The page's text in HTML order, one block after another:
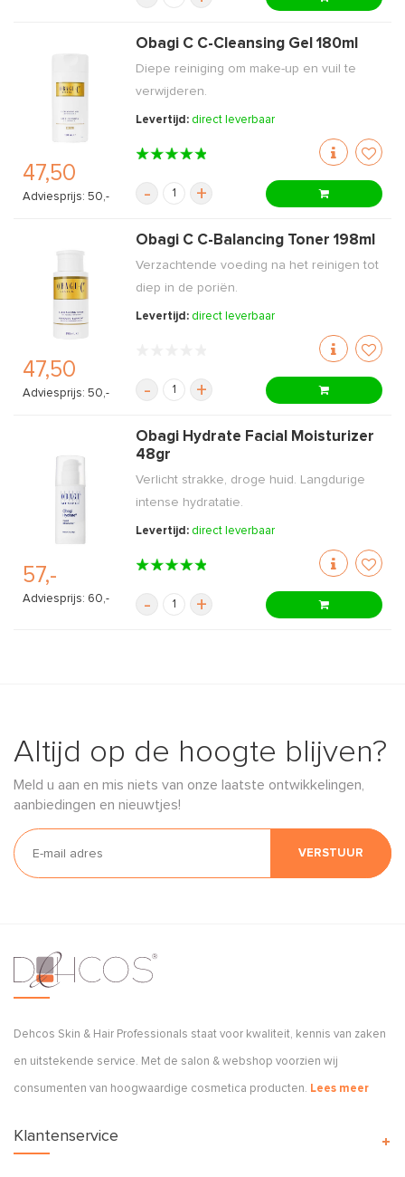
47,50
Adviesprijs: 50,-
Obagi C C-Cleansing Gel 180ml
Diepe reiniging om make-up en vuil te
verwijderen.
Levertijd: direct leverbaar
- +
47,50
Adviesprijs: 50,-
Obagi C C-Balancing Toner 198ml
Verzachtende voeding na het reinigen tot
diep in de poriën.
Levertijd: direct leverbaar
- +
57,-
Adviesprijs: 60,-
Obagi Hydrate Facial Moisturizer
48gr
Verlicht strakke, droge huid. Langdurige
intense hydratatie.
Levertijd: direct leverbaar
- +
Altijd op de hoogte blijven?
Meld u aan en mis niets van onze laatste ontwikkelingen,
aanbiedingen en nieuwtjes!
VERSTUUR
Dehcos Skin & Hair Professionals staat voor kwaliteit, kennis van zaken
en uitstekende service. Met de salon & webshop voorzien wij
consumenten van hoogwaardige cosmetica producten. Lees meer
Klantenservice